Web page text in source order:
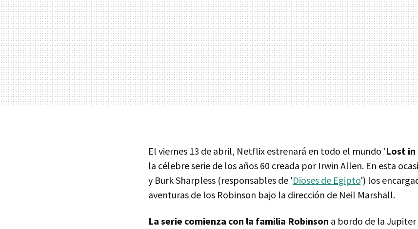
El viernes 13 de abril, Netflix estrenará en todo el mundo 'Lost in
la célebre serie de los años 60 creada por Irwin Allen. En esta
y Burk Sharpless (responsables de 'Dioses de Egipto') los
aventuras de los Robinson bajo la dirección de Neil Marshall.
La serie comienza con la familia Robinson a bordo de la Jupiter